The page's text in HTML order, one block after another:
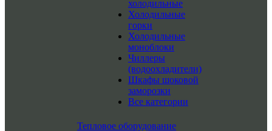
холодильные
Холодильные
горки
Холодильные
моноблоки
Чиллеры
(водоохладители)
Шкафы шоковой
заморозки
Все категории
Тепловое оборудование